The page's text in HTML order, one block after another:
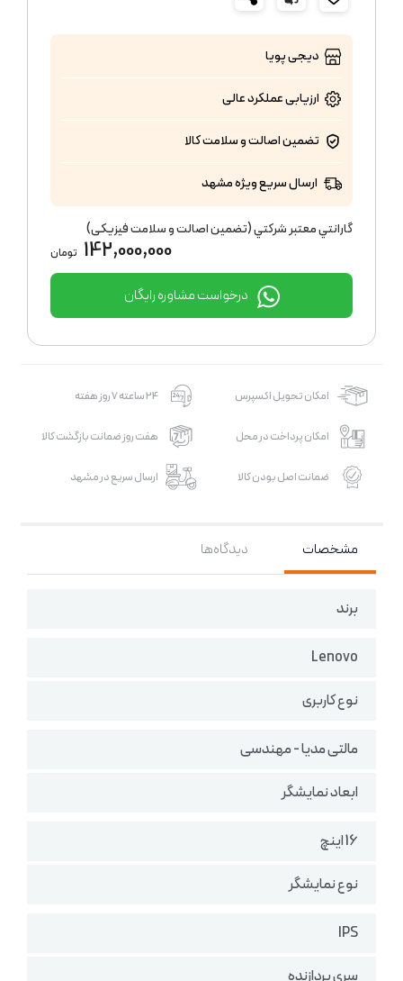
دیجی پویا
ارزیابی عملکردعالی
تضمین اصالت و سلامت کالا
ارسال سریع ویژه مشهد
گارانتي معتبر شركتي (تضمين اصالت و سلامت فیزیکی)
142,000,000 تومان
درخواست مشاوره رایگان
امکان تحویل اکسپرس 24 ساعته 7 روز هفته
امکان پرداخت در محل هفت روز ضمانت بازگشت کالا
ضمانت اصل بودن کالا ارسال سریع در مشهد
مشخصات دیدگاه‌ها
برند
Lenovo
نوع کاربری
مالتی مدیا - مهندسی
ابعاد نمایشگر
16 اینچ
نوع نمایشگر
IPS
سری پردازنده